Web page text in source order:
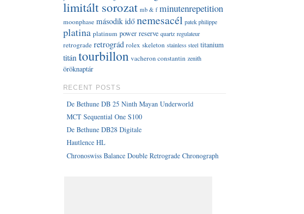
limitált sorozat mb & f minutenrepetition
moonphase második időnemesacél patek philippe
platina platinum power reserve quartz regulateur
retrograde retrográd rolex skeleton stainless steel titanium
titántourbillon vacheron constantin zenith
öröknaptár
RECENT POSTS
De Bethune DB 25 Ninth Mayan Underworld
MCT Sequential One S100
De Bethune DB28 Digitale
Hautlence HL
Chronoswiss Balance Double Retrograde Chronograph